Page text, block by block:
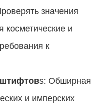
значения
косметические и
к
s: Обширная
и имперских